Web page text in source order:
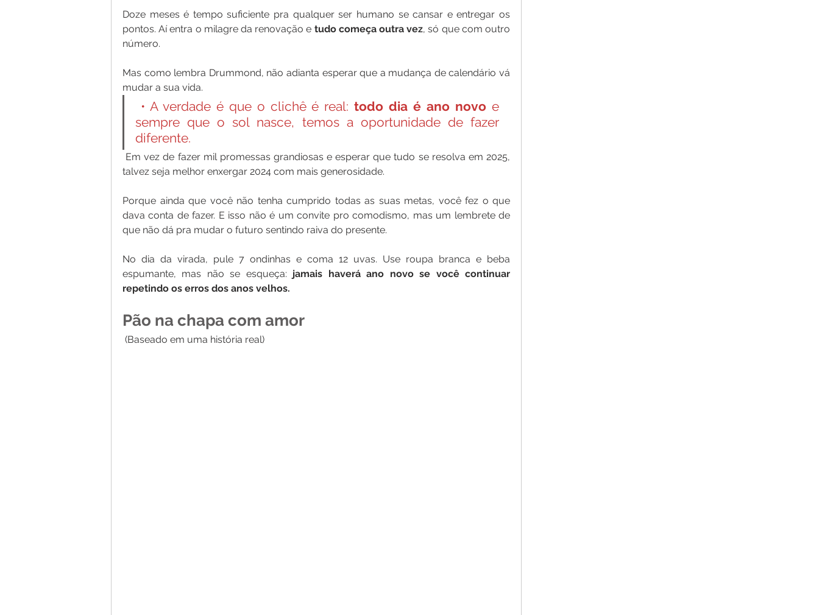
Doze meses é tempo suficiente pra qualquer ser humano se cansar e entregar os
pontos. Aí entra o milagre da renovação e tudo começa outra vez, só que com outro
número.
Mas como lembra Drummond, não adianta esperar que a mudança de calendário vá
mudar a sua vida.
• A verdade é que o clichê é real: todo dia é ano novo e
sempre que o sol nasce, temos a oportunidade de fazer
diferente.
talvez seja melhor enxergar 2024 com mais generosidade.
Porque ainda que você não tenha cumprido todas as suas metas, você fez o que
dava conta de fazer. E isso não é um convite pro comodismo, mas um lembrete de
que não dá pra mudar o futuro sentindo raiva do presente.
No dia da virada, pule 7 ondinhas e coma 12 uvas. Use roupa branca e beba
espumante, mas não se esqueça: jamais haverá ano novo se você continuar
repetindo os erros dos anos velhos.
Pão na chapa com amor
(Baseado em uma história real)